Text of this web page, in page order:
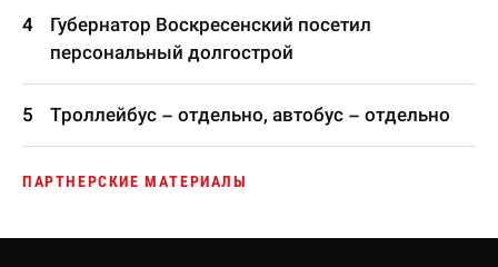
Губернатор Воскресенский посетил
персональный долгострой
Троллейбус – отдельно, автобус – отдельно
ПАРТНЕРСКИЕ МАТЕРИАЛЫ